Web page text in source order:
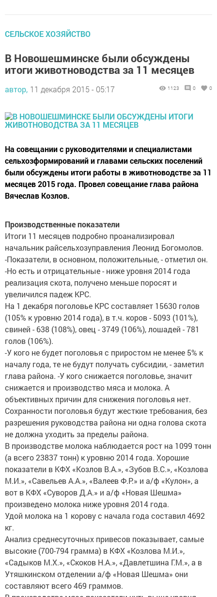
СЕЛЬСКОЕ ХОЗЯЙСТВО
В Новошешминске были обсуждены
итоги животноводства за 11 месяцев
автор, 11 декабря 2015 - 05:17 1123 0 0
На совещании с руководителями и специалистами
сельхозформирований и главами сельских поселений
были обсуждены итоги работы в животноводстве за 11
месяцев 2015 года. Провел совещание глава района
Вячеслав Козлов.
Производственные показатели
Итоги 11 месяцев подробно проанализировал
начальник райсельхозуправления Леонид Богомолов.
-Показатели, в основном, положительные, - отметил он.
-Но есть и отрицательные - ниже уровня 2014 года
реализация скота, получено меньше поросят и
увеличился падеж КРС.
На 1 декабря поголовье КРС составляет 15630 голов
(105% к уровню 2014 года), в т.ч. коров - 5093 (101%),
свиней - 638 (108%), овец - 3749 (106%), лошадей - 781
голов (106%).
-У кого не будет поголовья с приростом не менее 5% к
началу года, те не будут получать субсидии, - заметил
глава района. -У кого снижается поголовье, значит
снижается и производство мяса и молока. А
объективных причин для снижения поголовья нет.
Сохранности поголовья будут жесткие требования, без
разрешения руководства района ни одна голова скота
не должна уходить за пределы района.
В производстве молока наблюдается рост на 1099 тонн
(а всего 23837 тонн) к уровню 2014 года. Хорошие
показатели в КФХ «Козлов В.А.», «Зубов В.С.», «Козлова
М.И.», «Савельев А.А.», «Валеев Ф.Р.» и а/ф «Кулон», а
вот в КФХ «Суворов Д.А.» и а/ф «Новая Шешма»
произведено молока ниже уровня 2014 года.
Удой молока на 1 корову с начала года составил 4692
кг.
Анализ среднесуточных привесов показывает, самые
высокие (700-794 грамма) в КФХ «Козлова М.И.»,
«Садыков М.Х.», «Скоков Н.А.», «Давлетшина Г.М.», а в
Утяшкинском отделении а/ф «Новая Шешма» они
составляют всего 469 граммов.